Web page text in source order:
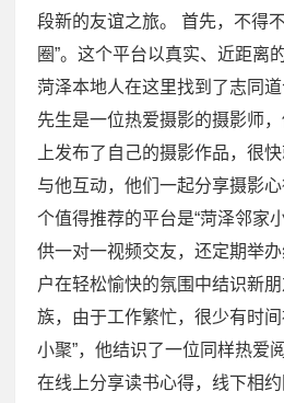
段新的友谊之旅。 首先，不得
圈”。这个平台以真实、近距离
菏泽本地人在这里找到了志同
先生是一位热爱摄影的摄影师
上发布了自己的摄影作品，很
与他互动，他们一起分享摄影
个值得推荐的平台是“菏泽邻家
供一对一视频交友，还定期举
户在轻松愉快的氛围中结识新
族，由于工作繁忙，很少有时
小聚”，他结识了一位同样热爱
在线上分享读书心得，线下相